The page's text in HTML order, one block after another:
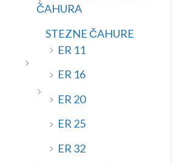
ČAHURA
STEZNE ČAHURE
ER 11
ER 16
ER 20
ER 25
ER 32